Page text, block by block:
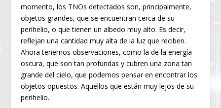
momento, los TNOs detectados son, principalmente,
objetos grandes, que se encuentran cerca de su
perihelio, o que tienen un albedo muy alto. Es decir,
reflejan una cantidad muy alta de la luz que reciben.
Ahora tenemos observaciones, como la de la energía
oscura, que son tan profundas y cubren una zona tan
grande del cielo, que podemos pensar en encontrar los
objetos opuestos. Aquellos que están muy lejos de su
perihelio.